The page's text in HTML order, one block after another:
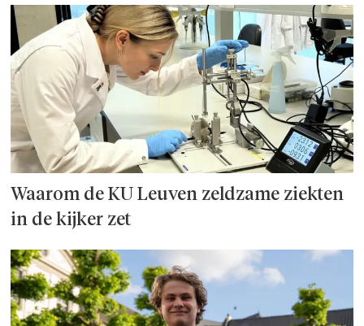
Waarom de KU Leuven zeldzame ziekten
in de kijker zet